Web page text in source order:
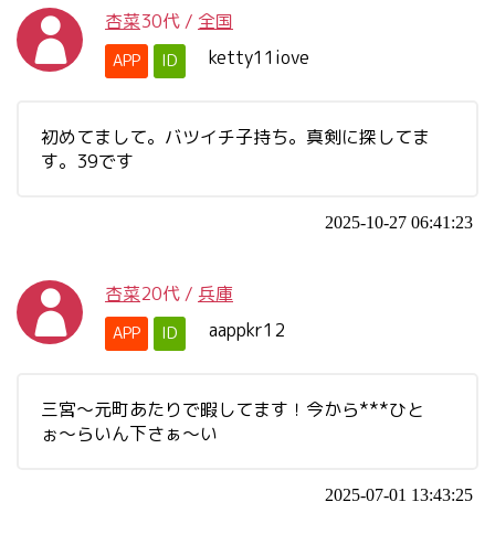
杏菜30代 / 全国
APP ID ketty11iove
初めてまして。バツイチ子持ち。真剣に探してま
す。39です
2025-10-27 06:41:23
杏菜20代 / 兵庫
APP ID aappkr12
三宮〜元町あたりで暇してます！今から***ひと
ぉ〜らいん下さぁ〜い
2025-07-01 13:43:25